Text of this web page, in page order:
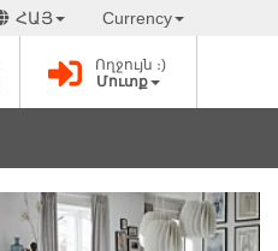
ՀԱՅ Currency
Ողջույն ։)
Մուտք